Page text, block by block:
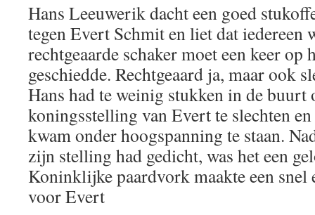
Hans Leeuwerik dacht een goed
tegen Evert Schmit en liet dat iedereen
rechtgeaarde schaker moet een keer op
geschiedde. Rechtgeaard ja, maar ook
Hans had te weinig stukken in de buurt
koningsstelling van Evert te slechten
kwam onder hoogspanning te staan.
zijn stelling had gedicht, was het een
Koninklijke paardvork maakte een snel
voor Evert